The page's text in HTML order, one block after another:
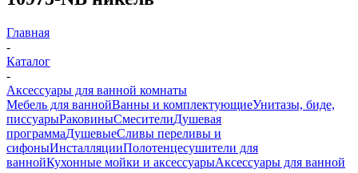
Главная
-
Каталог
-
Аксессуары для ванной комнаты
Мебель для ваннойВанны и комплектующиеУнитазы, биде,
писсуарыРаковиныСмесителиДушевая
программаДушевыеСливы переливы и
сифоныИнсталляцииПолотенцесушители для
ваннойКухонные мойки и аксессуарыАксессуары для ванной